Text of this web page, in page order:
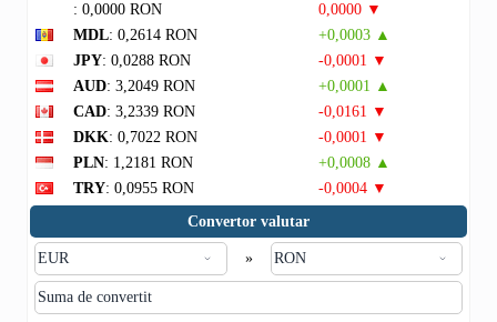
: 0,0000 RON
0,0000 ▼
MDL: 0,2614 RON
+0,0003 ▲
JPY: 0,0288 RON
-0,0001 ▼
AUD: 3,2049 RON
+0,0001 ▲
CAD: 3,2339 RON
-0,0161 ▼
DKK: 0,7022 RON
-0,0001 ▼
PLN: 1,2181 RON
+0,0008 ▲
TRY: 0,0955 RON
-0,0004 ▼
Convertor valutar
»